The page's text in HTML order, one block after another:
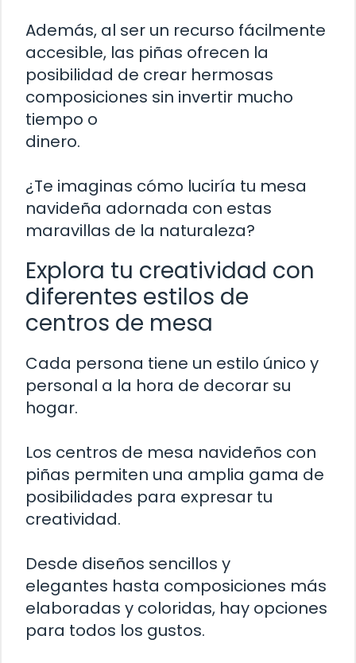
Además, al ser un recurso fácilmente
accesible, las piñas ofrecen la
posibilidad de crear hermosas
composiciones sin invertir mucho
tiempo o
dinero.
¿Te imaginas cómo luciría tu mesa
navideña adornada con estas
maravillas de la naturaleza?
Explora tu creatividad con
diferentes estilos de
centros de mesa
Cada persona tiene un estilo único y
personal a la hora de decorar su
hogar.
Los centros de mesa navideños con
piñas permiten una amplia gama de
posibilidades para expresar tu
creatividad.
Desde diseños sencillos y
elegantes hasta composiciones más
elaboradas y coloridas, hay opciones
para todos los gustos.